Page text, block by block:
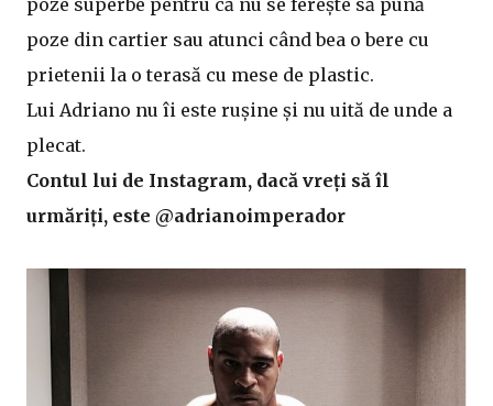
poze din cartier sau atunci când bea o bere cu
prietenii la o terasă cu mese de plastic.
Lui Adriano nu îi este rușine și nu uită de unde a
plecat.
Contul lui de Instagram, dacă vreți să îl
urmăriți, este @adrianoimperador